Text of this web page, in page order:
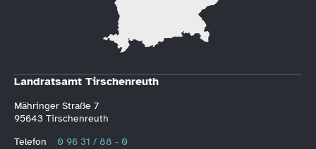
Landratsamt Tirschenreuth
Mähringer Straße 7
95643 Tirschenreuth
Telefon
0 96 31 / 88 - 0